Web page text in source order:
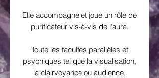
Elle accompagne et joue un rôle de
purificateur vis-à-vis de l’aura.
Toute les facultés parallèles et
psychiques tel que la visualisation,
la clairvoyance ou audience,